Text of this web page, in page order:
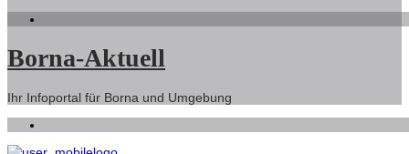
Borna-Aktuell
Ihr Infoportal für Borna und Umgebung